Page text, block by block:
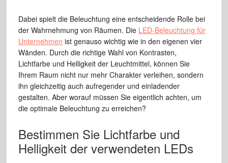
Dabei spielt die Beleuchtung eine entscheidende Rolle bei
der Wahrnehmung von Räumen. Die LED-Beleuchtung für
Unternehmen ist genauso wichtig wie in den eigenen vier
Wänden. Durch die richtige Wahl von Kontrasten,
Lichtfarbe und Helligkeit der Leuchtmittel, können Sie
Ihrem Raum nicht nur mehr Charakter verleihen, sondern
ihn gleichzeitig auch aufregender und einladender
gestalten. Aber worauf müssen Sie eigentlich achten, um
die optimale Beleuchtung zu erreichen?
Bestimmen Sie Lichtfarbe und
Helligkeit der verwendeten LEDs